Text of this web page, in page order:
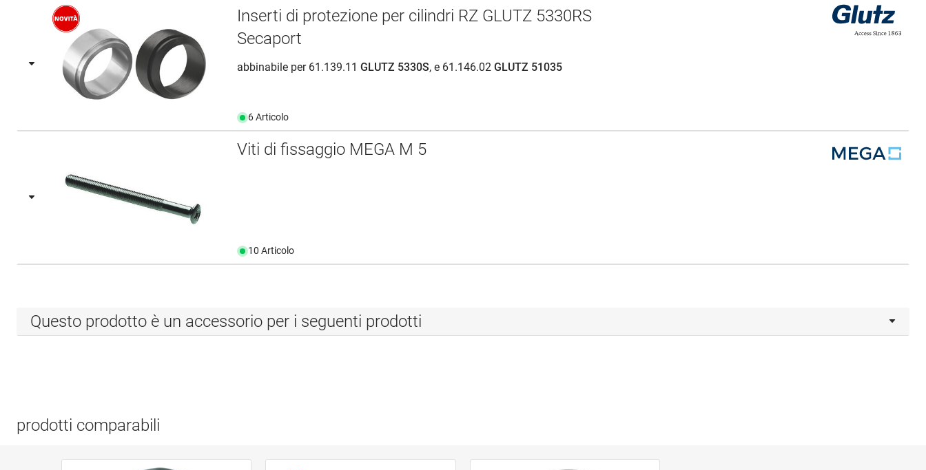
Inserti di protezione per cilindri RZ GLUTZ 5330RS
Secaport
abbinabile per 61.139.11GLUTZ 5330S, e 61.146.02GLUTZ 51035
6 Articolo
Viti di fissaggio MEGA M 5
10 Articolo
Questo prodotto è un accessorio per i seguenti prodotti
prodotti comparabili